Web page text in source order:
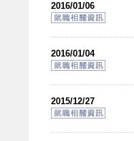
2016/01/06
2016/01/04
2015/12/27